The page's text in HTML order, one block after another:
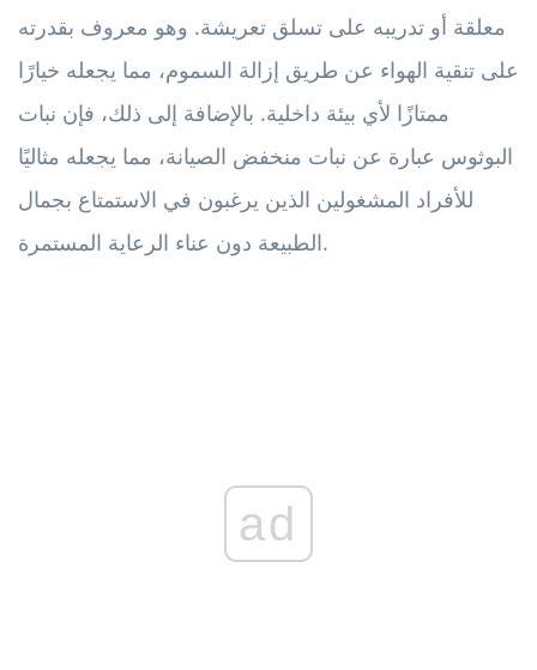
معلقة أو تدريبه على تسلق تعريشة. وهو معروف بقدرته
على تنقية الهواء عن طريق إزالة السموم، مما يجعله خيارًا
ممتازًا لأي بيئة داخلية. بالإضافة إلى ذلك، فإن نبات
البوثوس عبارة عن نبات منخفض الصيانة، مما يجعله مثاليًا
للأفراد المشغولين الذين يرغبون في الاستمتاع بجمال
الطبيعة دون عناء الرعاية المستمرة.
ad